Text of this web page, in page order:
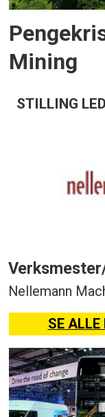
Mining
STILLING
Nellemann
SE ALLE